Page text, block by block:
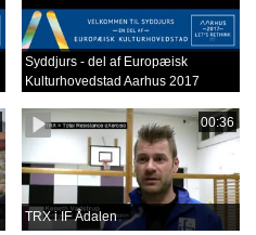
Syddjurs - del af Europæisk
Kulturhovedstad Aarhus 2017
00:36
TRX i IF Ådalen